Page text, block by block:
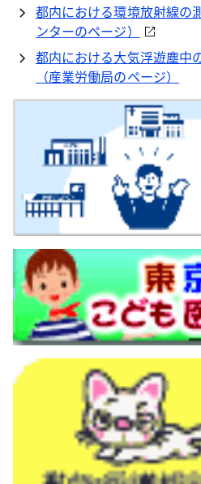
都内における環境放射線の
ンターのページ）
都内における大気浮遊塵中
（産業労働局のページ）